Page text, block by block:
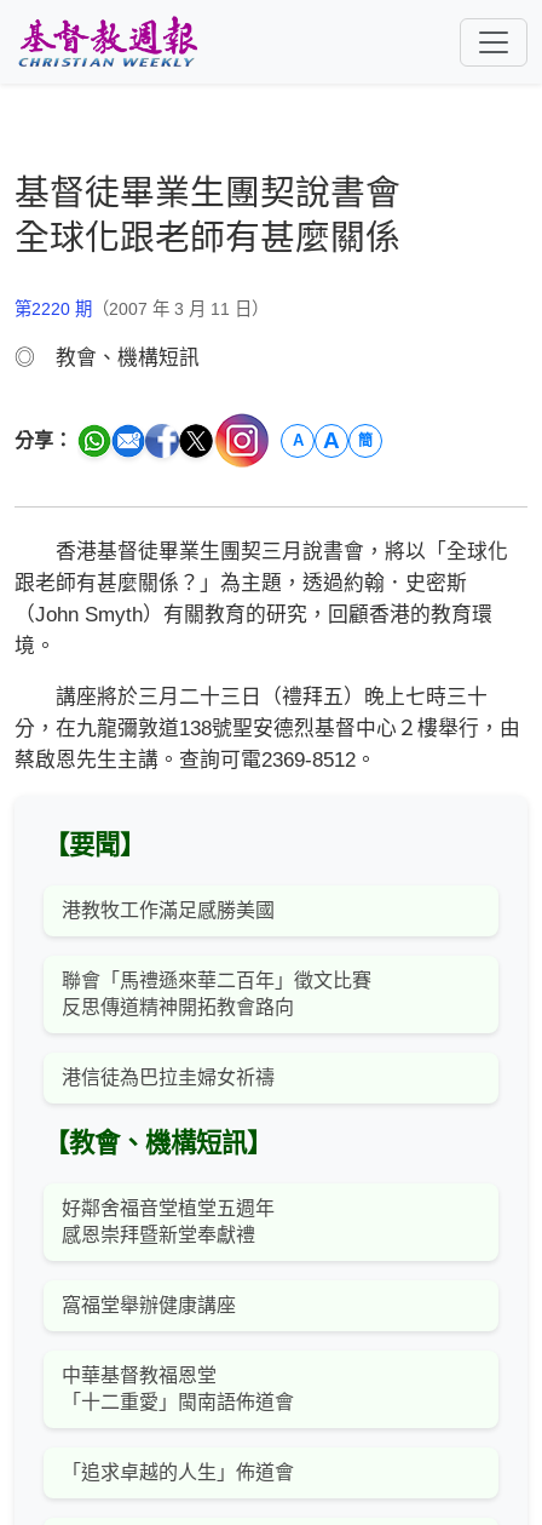
基督徒畢業生團契說書會
全球化跟老師有甚麼關係
第2220 期 （2007 年 3 月 11 日）
◎ 教會、機構短訊
分享： A A 簡
香港基督徒畢業生團契三月說書會，將以「全球化
跟老師有甚麼關係？」為主題，透過約翰．史密斯
（John Smyth）有關教育的研究，回顧香港的教育環
境。
講座將於三月二十三日（禮拜五）晚上七時三十
分，在九龍彌敦道138號聖安德烈基督中心２樓舉行，由
蔡啟恩先生主講。查詢可電2369-8512。
【要聞】
港教牧工作滿足感勝美國
聯會「馬禮遜來華二百年」徵文比賽
反思傳道精神開拓教會路向
港信徒為巴拉圭婦女祈禱
【教會、機構短訊】
好鄰舍福音堂植堂五週年
感恩崇拜暨新堂奉獻禮
窩福堂舉辦健康講座
中華基督教福恩堂
「十二重愛」閩南語佈道會
「追求卓越的人生」佈道會